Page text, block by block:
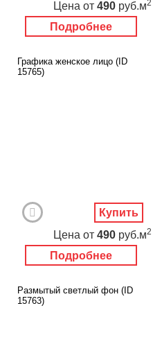
Подробнее
Цена от 490 руб.м2
Графика женское лицо (ID
15765)
Подробнее
Цена от 490 руб.м2
Купить
Размытый светлый фон (ID
15763)